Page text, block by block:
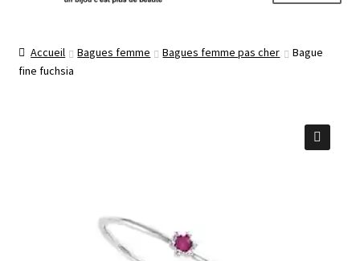
Boucles d’Oreilles
Accueil Bagues femme Bagues femme pas cher
Bague
fine fuchsia